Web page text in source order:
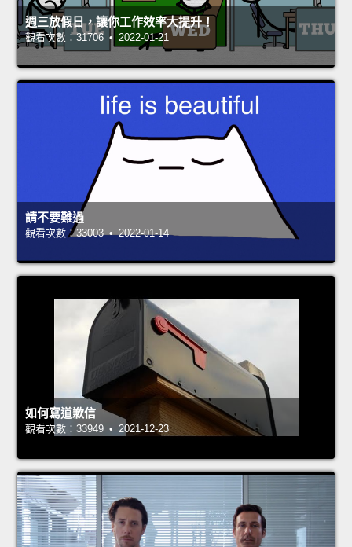
週三放假日，讓你工作效率大提升！
觀看次數：31706 • 2022-01-21
請不要難過
觀看次數：33003 • 2022-01-14
如何寫道歉信
觀看次數：33949 • 2021-12-23